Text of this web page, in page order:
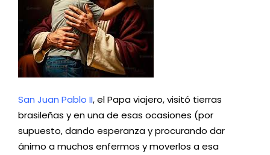
San Juan Pablo II, el Papa viajero, visitó tierras
brasileñas y en una de esas ocasiones (por
supuesto, dando esperanza y procurando dar
ánimo a muchos enfermos y moverlos a esa